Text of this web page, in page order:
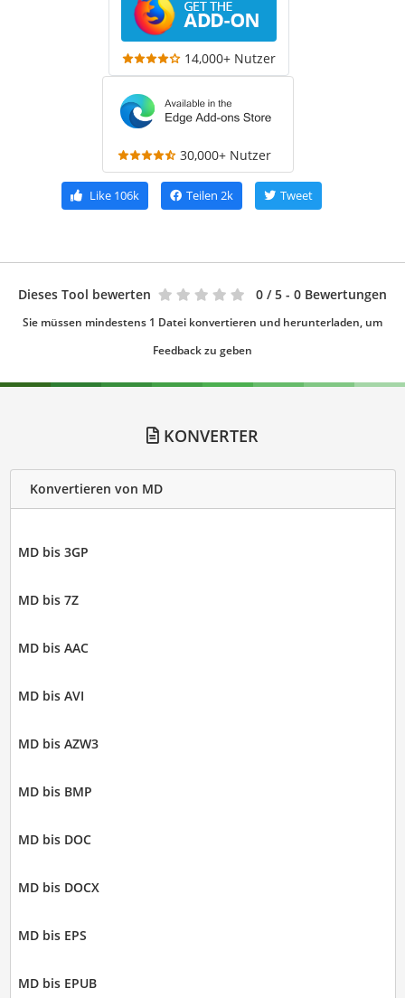
14,000+ Nutzer
30,000+ Nutzer
Like 106k Teilen 2k Tweet
Dieses Tool bewerten 0 / 5 - 0 Bewertungen
Sie müssen mindestens 1 Datei konvertieren und herunterladen, um
Feedback zu geben
KONVERTER
Konvertieren von MD
MD bis 3GP
MD bis 7Z
MD bis AAC
MD bis AVI
MD bis AZW3
MD bis BMP
MD bis DOC
MD bis DOCX
MD bis EPS
MD bis EPUB